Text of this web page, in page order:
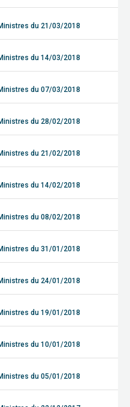
du 21/03/2018
du 14/03/2018
du 07/03/2018
du 28/02/2018
du 21/02/2018
du 14/02/2018
du 08/02/2018
du 31/01/2018
du 24/01/2018
du 19/01/2018
du 10/01/2018
du 05/01/2018